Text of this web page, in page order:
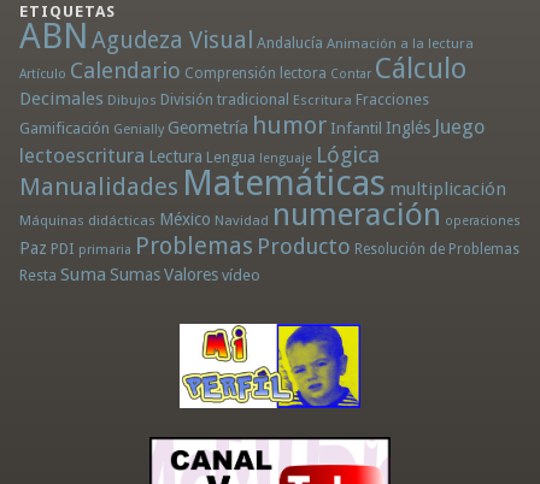
ETIQUETAS
ABN Agudeza Visual Andalucía Animación a la lectura
Artículo Calendario Comprensión lectora Contar Cálculo
Decimales Dibujos División tradicional Escritura Fracciones
Gamificación Genially Geometría humor Infantil Inglés Juego
lectoescritura Lectura Lengua lenguaje Lógica
Manualidades Matemáticas multiplicación
Máquinas didácticas México Navidad numeración operaciones
Paz PDI primaria Problemas Producto Resolución de Problemas
Resta Suma Sumas Valores vídeo